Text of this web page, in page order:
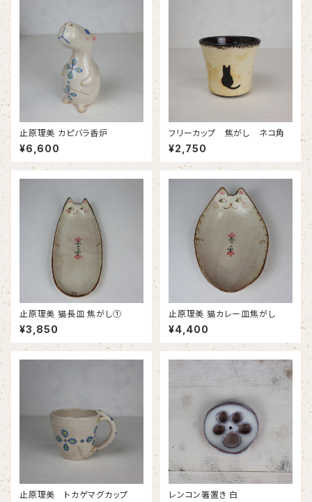
止原理美 カピバラ香炉
¥6,600
フリーカップ 焦がし ネコ角
¥2,750
止原理美 猫長皿 焦がし①
¥3,850
止原理美 猫カレー皿焦がし
¥4,400
止原理美 トカゲマグカップ レンコン箸置き 白